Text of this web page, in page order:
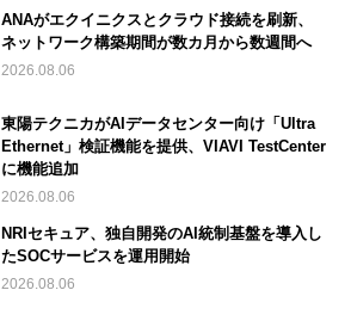
ANAがエクイニクスとクラウド接続を刷新、
ネットワーク構築期間が数カ月から数週間へ
2026.08.06
東陽テクニカがAIデータセンター向け「Ultra
Ethernet」検証機能を提供、VIAVI TestCenter
に機能追加
2026.08.06
NRIセキュア、独自開発のAI統制基盤を導入し
たSOCサービスを運用開始
2026.08.06